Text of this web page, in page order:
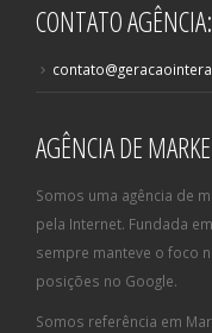
CONTATO AGÊNCIA:
AGÊNCIA DE
Somos uma agência de
pela Internet. Fundada
sempre manteve o foco
posições no Google.
Somos referência em